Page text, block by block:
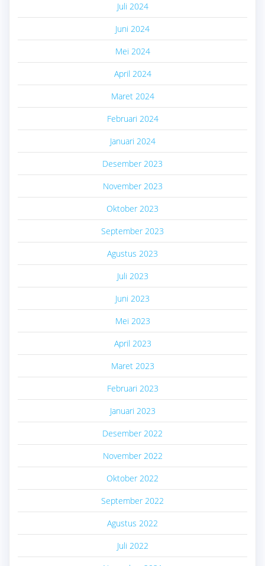
Juli 2024
Juni 2024
Mei 2024
April 2024
Maret 2024
Februari 2024
Januari 2024
Desember 2023
November 2023
Oktober 2023
September 2023
Agustus 2023
Juli 2023
Juni 2023
Mei 2023
April 2023
Maret 2023
Februari 2023
Januari 2023
Desember 2022
November 2022
Oktober 2022
September 2022
Agustus 2022
Juli 2022